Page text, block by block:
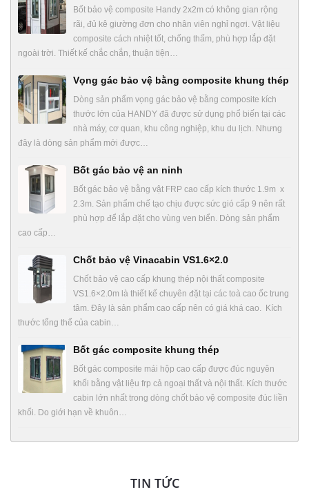
Bốt bảo vệ composite Handy 2x2m có không gian rộng
rãi, đủ kê giường đơn cho nhân viên nghỉ ngơi. Vật liệu
composite cách nhiệt tốt, chống thấm, phù hợp lắp đặt
ngoài trời. Thiết kế chắc chắn, thuận tiện…
Vọng gác bảo vệ bằng composite khung thép
Dòng sản phẩm vọng gác bảo vệ bằng composite kích
thước lớn của HANDY đã được sử dụng phổ biến tại các
nhà máy, cơ quan, khu công nghiệp, khu du lịch. Nhưng
đây là dòng sản phẩm mới được…
Bốt gác bảo vệ an ninh
Bốt gác bảo vệ bằng vật FRP cao cấp kích thước 1.9m x
2.3m. Sản phẩm chế tạo chịu được sức gió cấp 9 nên rất
phù hợp để lắp đặt cho vùng ven biển. Dòng sản phẩm
cao cấp…
Chốt bảo vệ Vinacabin VS1.6×2.0
Chốt bảo vệ cao cấp khung thép nội thất composite
VS1.6×2.0m là thiết kế chuyên đặt tại các toà cao ốc trung
tâm. Đây là sản phẩm cao cấp nên có giá khá cao. Kích
thước tổng thể của cabin…
Bốt gác composite khung thép
Bốt gác composite mái hộp cao cấp được đúc nguyên
khối bằng vật liệu frp cả ngoại thất và nội thất. Kích thước
cabin lớn nhất trong dòng chốt bảo vệ composite đúc liền
khối. Do giới hạn về khuôn…
TIN TỨC